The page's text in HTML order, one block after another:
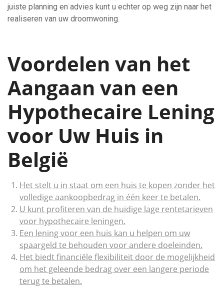
juiste planning en advies kunt u echter op weg zijn naar het
realiseren van uw droomwoning.
Voordelen van het
Aangaan van een
Hypothecaire Lening
voor Uw Huis in
België
Het stelt u in staat om een huis te kopen zonder het
volledige aankoopbedrag in één keer te betalen.
U kunt profiteren van de huidige lage rentetarieven
voor hypothecaire leningen.
Een lening voor een huis kan u helpen om uw
spaargeld te behouden voor andere doeleinden.
Het biedt financiële flexibiliteit door de mogelijkheid
om het geleende bedrag over een langere periode
terug te betalen.